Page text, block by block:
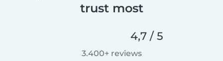
trust most
4,7 / 5
3.400+ reviews